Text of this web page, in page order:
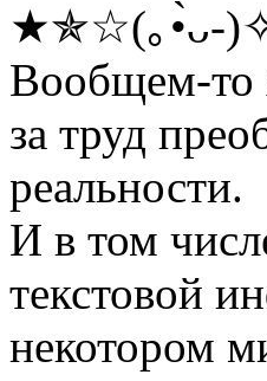
★✯☆(｡•̀ᴗ-
Вообщем-
за труд
реальности.
И в том
текстовой
некотором